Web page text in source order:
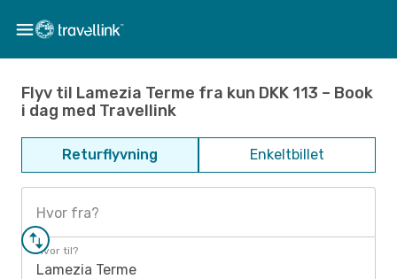
Flyv til Lamezia Terme fra kun DKK 113 – Book
i dag med Travellink
Returflyvning Enkeltbillet
Hvor fra?
Hvor til?
Lamezia Terme